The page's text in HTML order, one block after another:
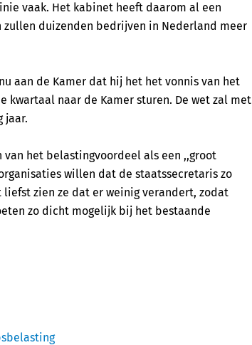
vaak. Het kabinet heeft daarom al een
duizenden bedrijven in Nederland meer
aan de Kamer dat hij het het vonnis van het
naar de Kamer sturen. De wet zal met
jaar.
van het belastingvoordeel als een ,,groot
willen dat de staatssecretaris zo
zien ze dat er weinig verandert, zodat
zo dicht mogelijk bij het bestaande